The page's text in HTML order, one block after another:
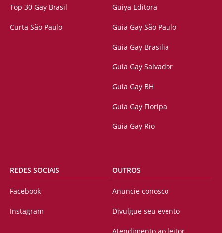
Top 30 Gay Brasil
Curta São Paulo
Guiya Editora
Guia Gay São Paulo
Guia Gay Brasilia
Guia Gay Salvador
Guia Gay BH
Guia Gay Floripa
Guia Gay Rio
REDES SOCIAIS
Facebook
Instagram
OUTROS
Anuncie conosco
Divulgue seu evento
Atendimento ao leitor